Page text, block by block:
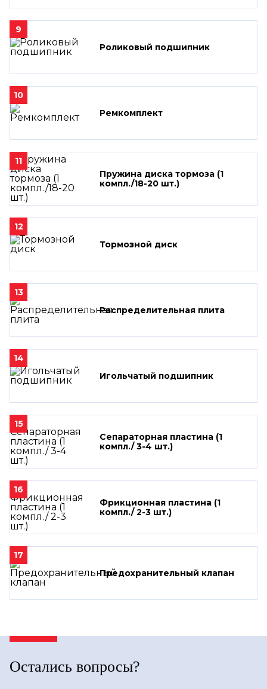
9
Роликовый подшипник
10
Ремкомплект
11
Пружина диска тормоза (1
компл./18-20 шт.)
12
Тормозной диск
13
Распределительная плита
14
Игольчатый подшипник
15
Сепараторная пластина (1
компл./ 3-4 шт.)
16
Фрикционная пластина (1
компл./ 2-3 шт.)
17
Предохранительный клапан
Остались вопросы?